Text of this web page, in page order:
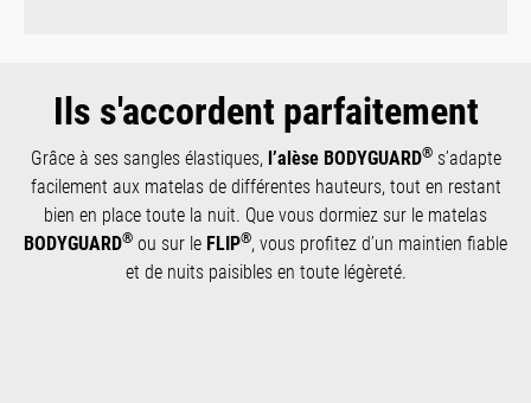
Ils s'accordent parfaitement
Grâce à ses sangles élastiques, l’alèse BODYGUARD® s’adapte
facilement aux matelas de différentes hauteurs, tout en restant
bien en place toute la nuit. Que vous dormiez sur le matelas
BODYGUARD® ou sur le FLIP®, vous profitez d’un maintien fiable
et de nuits paisibles en toute légèreté.